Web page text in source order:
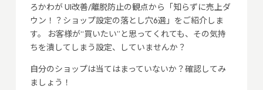
ろかわが UI改善/離脱防止の観点から「知らずに売上ダ
ウン！？ショップ設定の落とし穴6選」をご紹介しま
す。 お客様が“買いたい”と思ってくれても、その気持
ちを潰してしまう設定、していませんか？
自分のショップは当てはまっていないか？確認してみ
ましょう！